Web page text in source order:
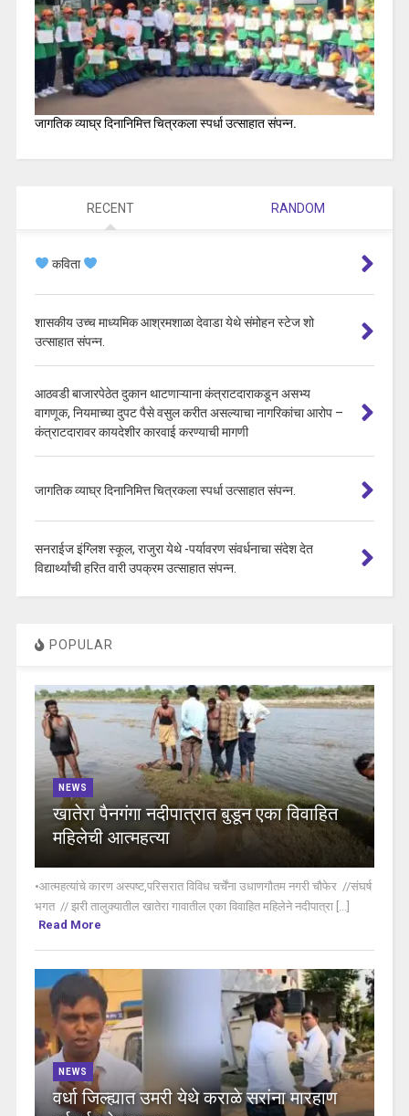
जागतिक व्याघ्र दिनानिमित्त चित्रकला स्पर्धा उत्साहात संपन्न.
RECENT RANDOM
कविता
शासकीय उच्च माध्यमिक आश्रमशाळा देवाडा येथे संमोहन स्टेज शो
उत्साहात संपन्न.
आठवडी बाजारपेठेत दुकान थाटणाऱ्याना कंत्राटदाराकडून असभ्य
वागणूक, नियमाच्या दुपट पैसे वसुल करीत असल्याचा नागरिकांचा आरोप –
कंत्राटदारावर कायदेशीर कारवाई करण्याची मागणी
जागतिक व्याघ्र दिनानिमित्त चित्रकला स्पर्धा उत्साहात संपन्न.
सनराईज इंग्लिश स्कूल, राजुरा येथे -पर्यावरण संवर्धनाचा संदेश देत
विद्यार्थ्यांची हरित वारी उपक्रम उत्साहात संपन्न.
POPULAR
NEWS
खातेरा पैनगंगा नदीपात्रात बुडून एका विवाहित
महिलेची आत्महत्या
•आत्महत्यांचे कारण अस्पष्ट,परिसरात विविध चर्चेंना उधाणगौतम नगरी चौफेर //संघर्ष
भगत // झरी तालुक्यातील खातेरा गावातील एका विवाहित महिलेने नदीपात्रा [...]
Read More
NEWS
वर्धा जिल्ह्यात उमरी येथे कराळे सरांना मारहाण